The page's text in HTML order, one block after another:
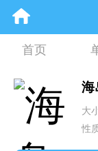
首页
资讯 海
大
性